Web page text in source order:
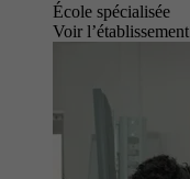
École spécialisée
Voir l’établissement